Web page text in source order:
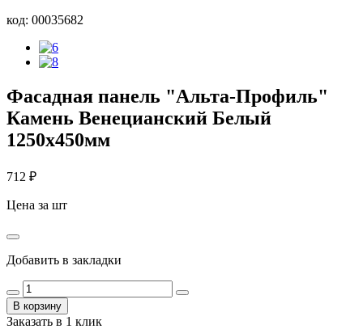
код: 00035682
Фасадная панель "Альта-Профиль"
Камень Венецианский Белый
1250х450мм
712 ₽
Цена за шт
Добавить в закладки
В корзину
Заказать в 1 клик